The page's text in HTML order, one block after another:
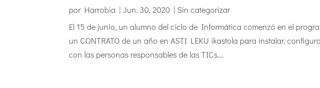
por Harrobia |Jun. 30, 2020 | Sin categorizar
El 15 de junio, un alumno del ciclo de Informática comenzó en el
un CONTRATO de un año en ASTI LEKU ikastola para instalar,
con las personas responsables de las TICs....